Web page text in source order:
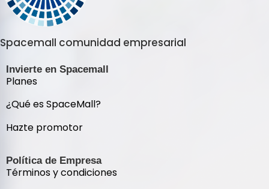
Spacemall comunidad empresarial
Invierte en Spacemall
Planes
¿Qué es SpaceMall?
Hazte promotor
Política de Empresa
Términos y condiciones